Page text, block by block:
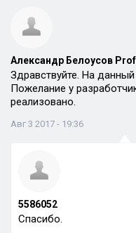
Александр Белоусов
Здравствуйте. На
Пожелание у
реализовано.
Авг 3 2017 - 19:36
5586052
Спасибо.